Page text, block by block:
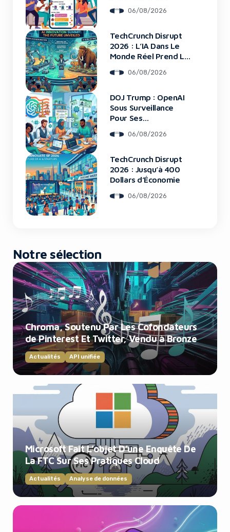
06/08/2026
TechCrunch Disrupt
2026 : L’IA Dans Le
Monde Réel Prend La
06/08/2026
DOJ Trump : OpenAI
Sous Surveillance
Pour Ses
06/08/2026
TechCrunch Disrupt
2026 : Jusqu’à 400
Dollars d’Économie
06/08/2026
Notre sélection
Chroma, Soutenu Par Les Cofondateurs
de Pinterest Et Twitter, Vendu à Bronze
Actualités API unifiée
Microsoft Fait L’objet D’une Enquête De
La FTC Sur Ses Pratiques Cloud
Actualités Analyse de données
Yes, I will turn off Ad-Blocker
No Thanks